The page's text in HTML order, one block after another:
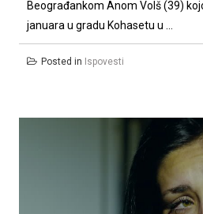
Beograđankom Anom Volš (39)
januara u gradu Kohasetu u ...
Posted in Ispovesti